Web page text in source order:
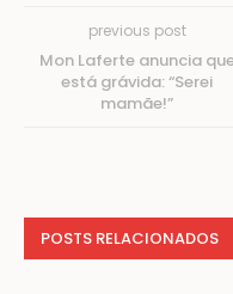
previous post
Mon Laferte anuncia
está grávida: “Serei
mamãe!”
POSTS RELACIONADOS